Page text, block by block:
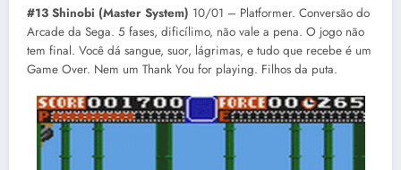
#13 Shinobi (Master System) 10/01 – Platformer. Conversão do
Arcade da Sega. 5 fases, dificílimo, não vale a pena. O jogo não
tem final. Você dá sangue, suor, lágrimas, e tudo que recebe é um
Game Over. Nem um Thank You for playing. Filhos da puta.